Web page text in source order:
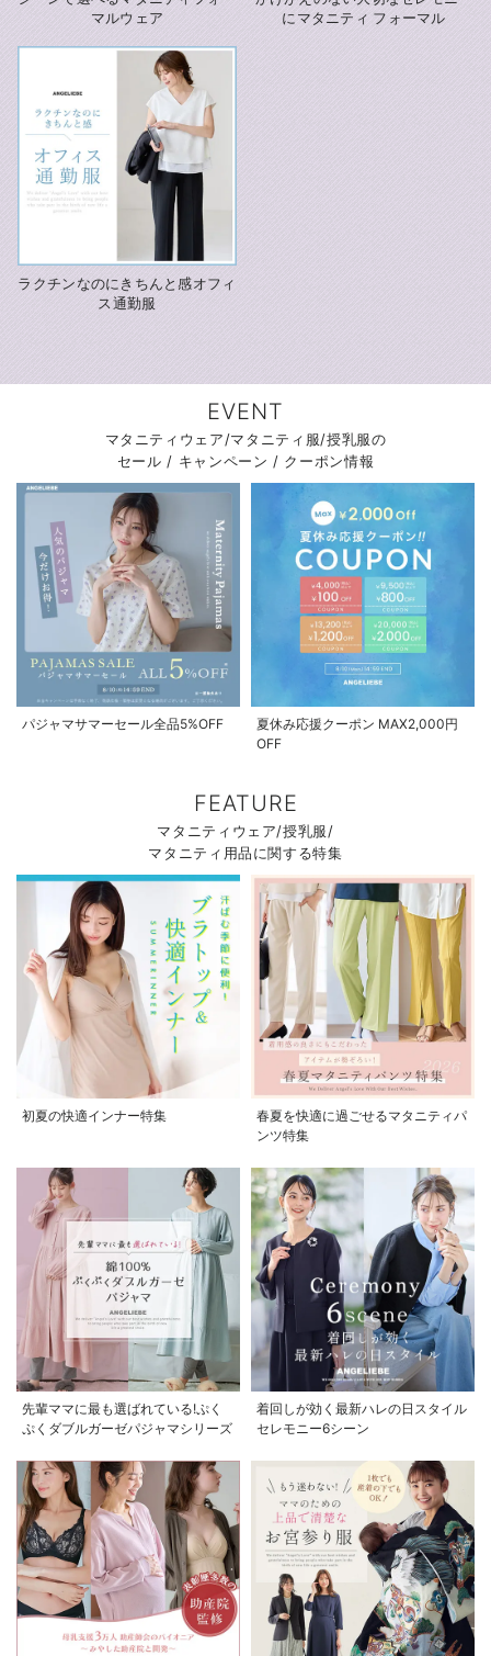
マルウェア
に マタニティ フォーマル
ラクチンなのにきちんと感オフィ
ス通勤服
EVENT
マタニティウェア/マタニティ服/授乳服の
セール / キャンペーン / クーポン情報
パジャマサマーセール全品5%OFF
夏休み応援クーポン MAX2,000円
OFF
FEATURE
マタニティウェア/授乳服/
マタニティ用品に関する特集
初夏の快適インナー特集
春夏を快適に過ごせるマタニティパ
ンツ特集
先輩ママに最も選ばれている!ぷく
ぷくダブルガーゼパジャマシリーズ
着回しが効く最新ハレの日スタイル
セレモニー6シーン